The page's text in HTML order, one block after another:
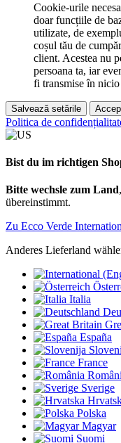
Cookie-urile
doar funcțiile de
utilizate, de
coșul tău de
client. Acestea nu
persoana ta, iar
fi transmise în
Salvează setările
Politica de
Bist du im richtigen
Bitte wechsle zum Land
übereinstimmt.
Zu Ecco Verde
Anderes Lieferland
Italia
España
France
Sverige
Polska
Magyar
Suomi